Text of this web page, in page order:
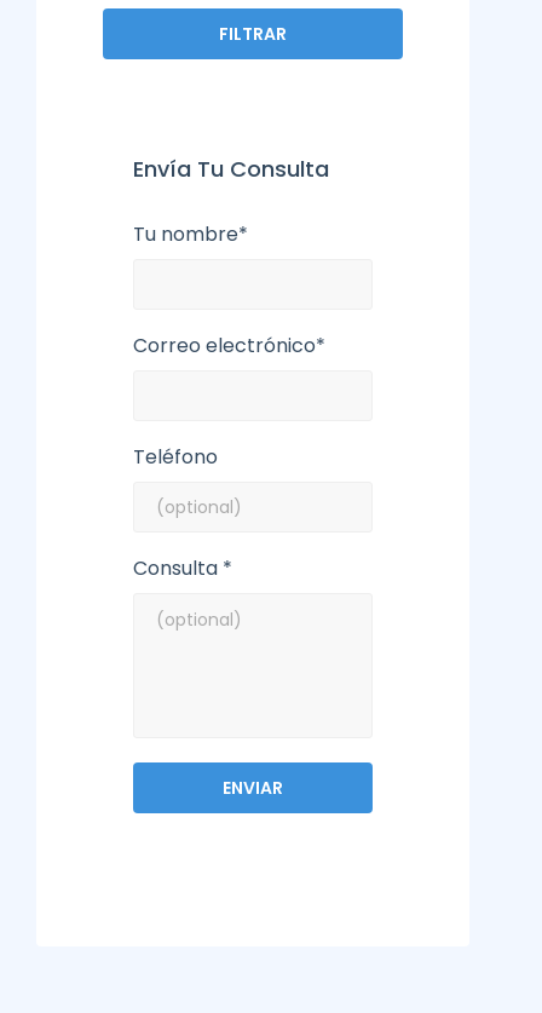
FILTRAR
Envía Tu Consulta
Tu nombre*
Correo electrónico*
Teléfono
Consulta *